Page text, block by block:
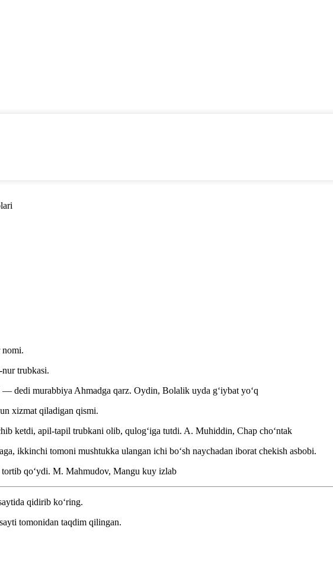
nomi.
trubkasi.
dedi murabbiya Ahmadga qarz. Oydin, Bolalik uyda gʻiybat yoʻq
xizmat qiladigan qismi.
ketdi, apil-tapil trubkani olib, qulogʻiga tutdi. A. Muhiddin, Chap choʻntak
ikkinchi tomoni mushtukka ulangan ichi boʻsh naychadan iborat chekish asbobi.
qoʻydi. M. Mahmudov, Mangu kuy izlab
qidirib ko‘ring.
sayti tomonidan taqdim qilingan.